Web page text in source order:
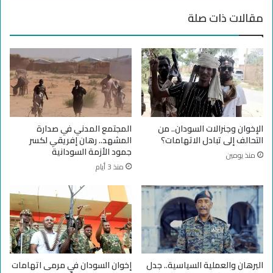
ن
ل
اً
ل
ل
ز
م
ة
أ
م
ي
م
ن
ا
ت
ي
ع
ل
ن
ر
ؤ
ي
ة
ل
ح
أ
م
ة
ا
ل
س
مقالات ذات صلة
الإخوان وجنرالات السودان.. من
التحالف إلى تبادل الاتهامات؟
منذ يومين
المجتمع المدني في صدارة
المشهد.. رهان إفريقي لكسر
جمود الأزمة السودانية
منذ 3 أيام
البرهان والعملية السياسية.. جدل إخوان السودان في مرمى اتهامات